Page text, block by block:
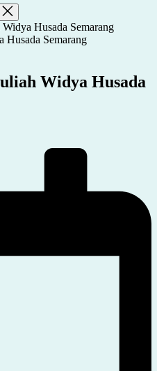
Husada Semarang
Widya Husada